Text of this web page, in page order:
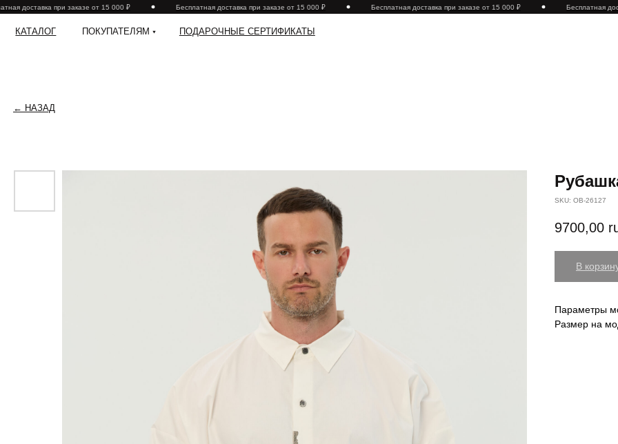
доставка при заказе от 15 000 ₽ Бесплатная доставка при заказе от 15 000 ₽ Бесплатная доставка при заказе от 15 000 ₽ Бесплатная
КАТАЛОГ ПОДАРОЧНЫЕ СЕРТИФИКАТЫ
ПОКУПАТЕЛЯМ
SKU: OB-26127
9700,00
В
Параметры
Размер на